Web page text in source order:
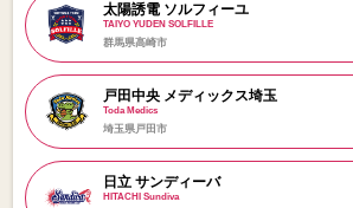
太陽誘電 ソルフィーユ
TAIYO YUDEN SOLFILLE
群馬県高崎市
戸田中央 メディックス埼玉
Toda Medics
埼玉県戸田市
日立 サンディーバ
HITACHI Sundiva